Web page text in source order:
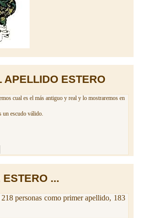
APELLIDO ESTERO
cual es el más antiguo y real y lo mostraremos en
un escudo válido.
...
personas como primer apellido, 183